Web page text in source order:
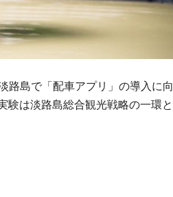
路島で「配車アプリ」の導入に向
験は淡路島総合観光戦略の一環と